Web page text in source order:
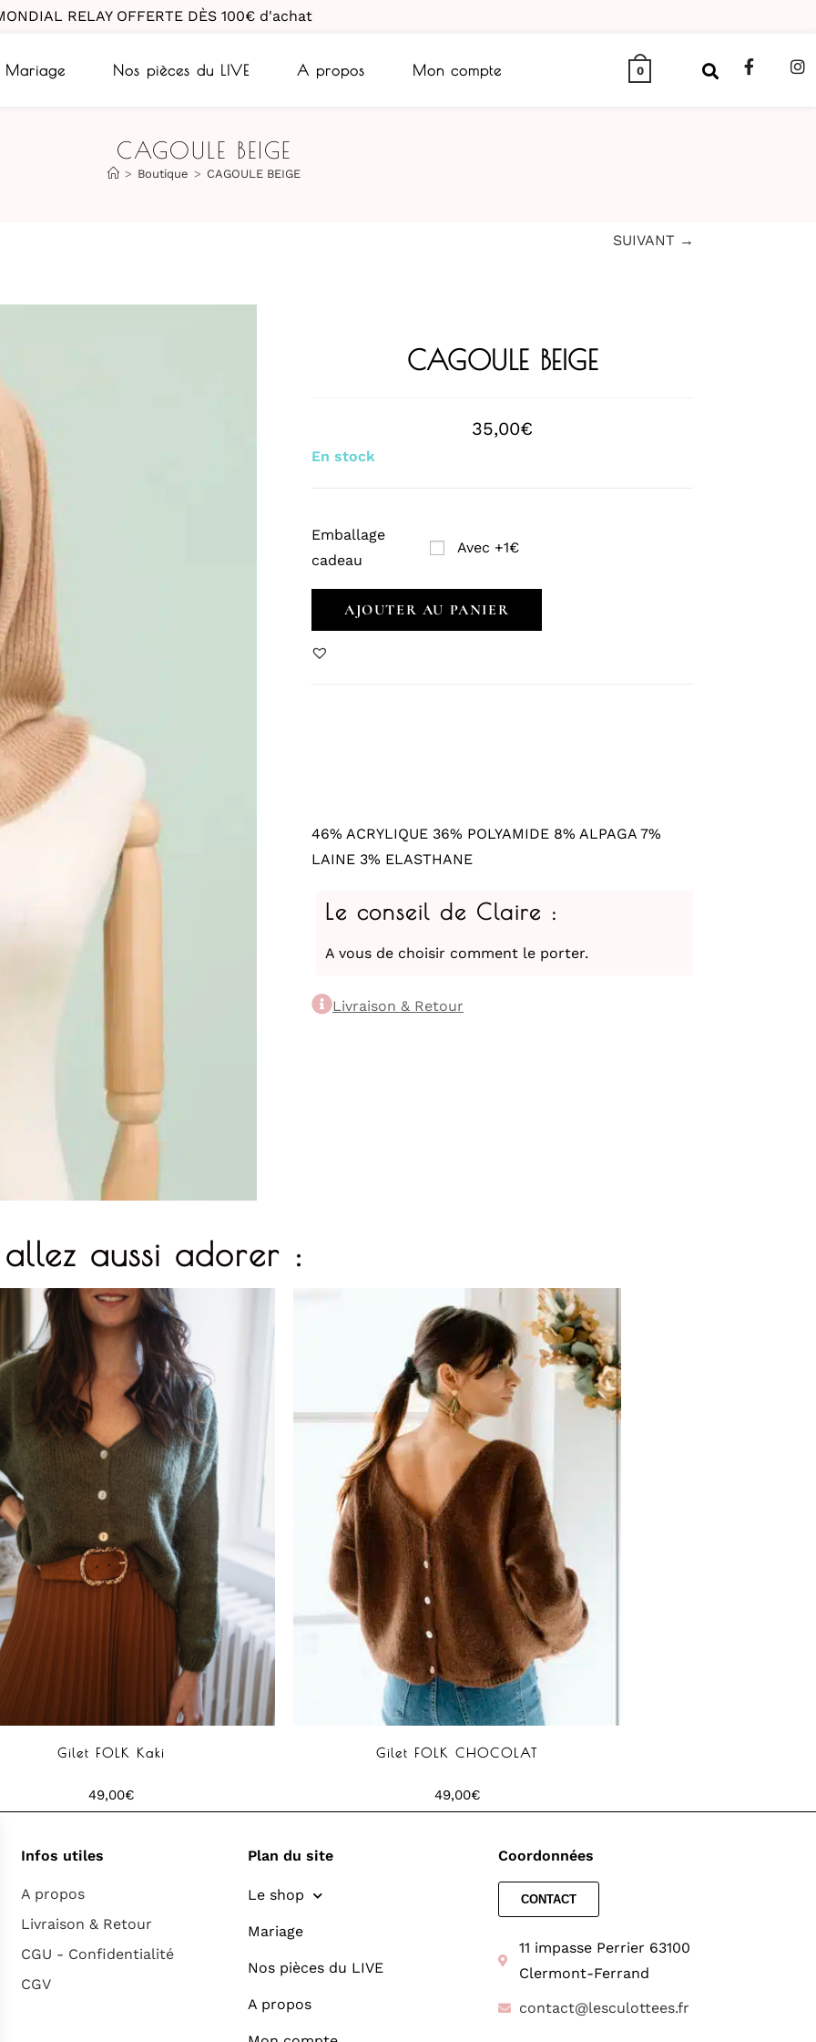
RELAY OFFERTE DÈS 100€ d'achat
Mariage Nos pièces du LIVE A propos Mon compte 0
CAGOULE BEIGE
> Boutique > CAGOULE BEIGE
SUIVANT →
CAGOULE BEIGE
35,00€
En stock
Emballage
cadeau
Avec +1€
AJOUTER AU PANIER
46% ACRYLIQUE 36% POLYAMIDE 8% ALPAGA 7%
LAINE 3% ELASTHANE
Le conseil de Claire :
A vous de choisir comment le porter.
Livraison & Retour
aussi adorer :
Gilet FOLK Kaki
49,00€
Gilet FOLK CHOCOLAT
49,00€
Infos utiles
A propos
Livraison & Retour
CGU - Confidentialité
CGV
Plan du site
Le shop
Mariage
Nos pièces du LIVE
A propos
Coordonnées
CONTACT
11 impasse Perrier 63100
Clermont-Ferrand
contact@lesculottees.fr